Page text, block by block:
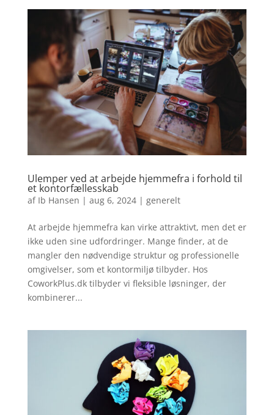
Ulemper ved at arbejde hjemmefra i forhold til
et kontorfællesskab
af Ib Hansen | aug 6, 2024| generelt
At arbejde hjemmefra kan virke attraktivt, men det er
ikke uden sine udfordringer. Mange finder, at de
mangler den nødvendige struktur og professionelle
omgivelser, som et kontormiljø tilbyder. Hos
CoworkPlus.dk tilbyder vi fleksible løsninger, der
kombinerer...